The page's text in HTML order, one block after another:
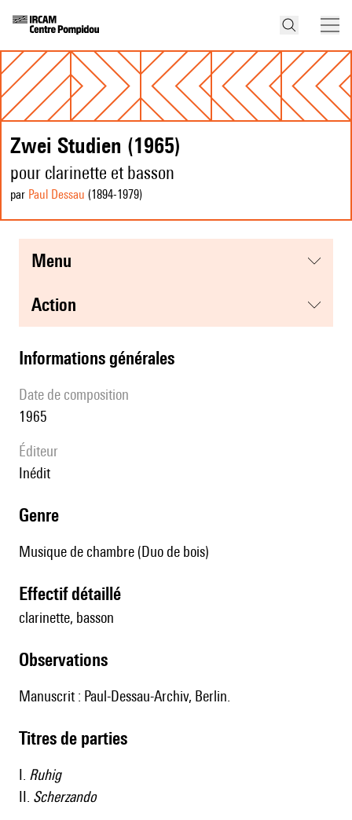
Zwei Studien (1965)
pour clarinette et basson
par Paul Dessau (1894-1979)
menu
action
informations générales
date de composition
1965
éditeur
Inédit
genre
Musique de chambre (Duo de bois)
effectif détaillé
clarinette, basson
observations
Manuscrit : Paul-Dessau-Archiv, Berlin.
Titres de parties
I. Ruhig
II. Scherzando